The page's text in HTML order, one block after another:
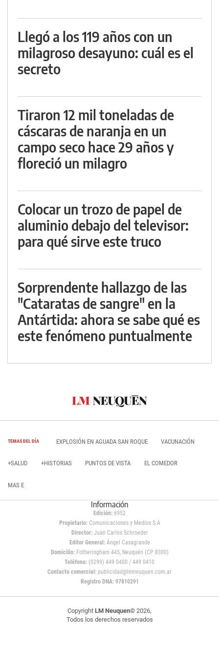
Llegó a los 119 años con un
milagroso desayuno: cuál es el
secreto
Tiraron 12 mil toneladas de
cáscaras de naranja en un
campo seco hace 29 años y
floreció un milagro
Colocar un trozo de papel de
aluminio debajo del televisor:
para qué sirve este truco
Sorprendente hallazgo de las
"Cataratas de sangre" en la
Antártida: ahora se sabe qué es
este fenómeno puntualmente
TEMAS DEL DÍA EXPLOSIÓN EN AGUADA SAN ROQUE VACUNACIÓN
+SALUD +HISTORIAS PUNTOS DE VISTA EL COMEDOR
MAS E
Información
Edición: 6952
Propietario:Comunicaciones y Medios S.A
Director: Juan Carlos Schroeder
Editor General:Ángel Casagrande
Domicilio:Fotheringham 445, Neuquén (CP 8300)
Teléfono: (0299) 449 0400 / 449 0410
Contacto comercial: publicidad@lmneuquen.com.ar
Registro DNA: 97810291
Copyright LM Neuquen© 2026,
Todos los derechos reservados